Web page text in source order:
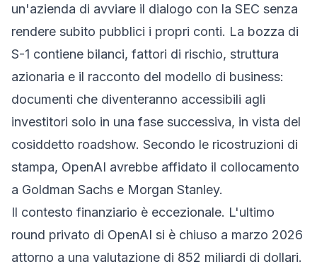
un'azienda di avviare il dialogo con la SEC senza
rendere subito pubblici i propri conti. La bozza di
S-1 contiene bilanci, fattori di rischio, struttura
azionaria e il racconto del modello di business:
documenti che diventeranno accessibili agli
investitori solo in una fase successiva, in vista del
cosiddetto roadshow. Secondo le ricostruzioni di
stampa, OpenAI avrebbe affidato il collocamento
a Goldman Sachs e Morgan Stanley.
Il contesto finanziario è eccezionale. L'ultimo
round privato di OpenAI si è chiuso a marzo 2026
attorno a una valutazione di 852 miliardi di dollari.